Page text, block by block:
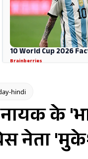
hindi
के
नेता